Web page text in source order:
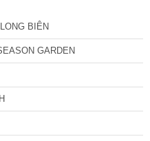
BIÊN
GARDEN